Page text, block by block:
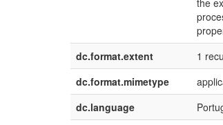
the
dc.format.extent 1
dc.format.mimetype
dc.language